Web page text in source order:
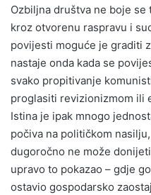
Ozbiljna društva ne boje se
kroz otvorenu raspravu i
povijesti moguće je graditi
nastaje onda kada se
svako propitivanje
proglasiti revizionizmom ili
Istina je ipak mnogo
počiva na političkom
dugoročno ne može
upravo to pokazao – gdje
ostavio gospodarsko